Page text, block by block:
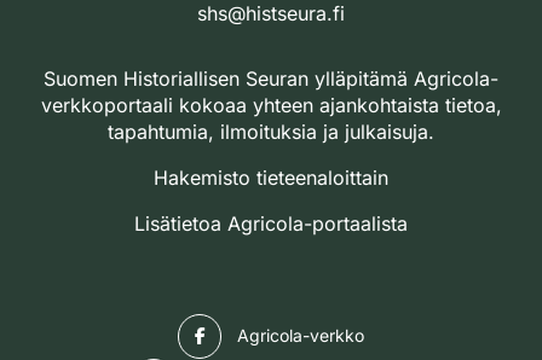
shs@histseura.fi
Suomen Historiallisen Seuran ylläpitämä Agricola-
verkkoportaali kokoaa yhteen ajankohtaista tietoa,
tapahtumia, ilmoituksia ja julkaisuja.
Hakemisto tieteenaloittain
Lisätietoa Agricola-portaalista
Agricola-verkko